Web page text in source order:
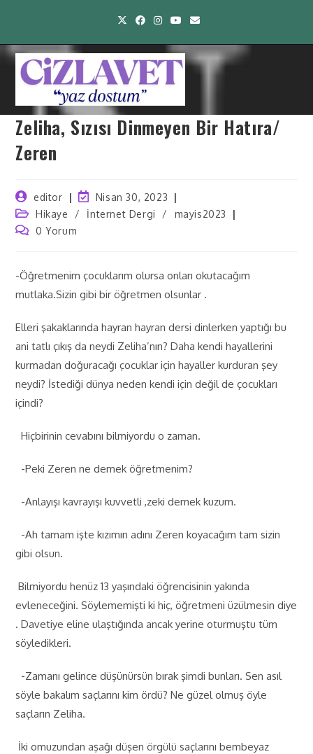
Zeliha, Sızısı Dinmeyen Bir Hatıra/
Zeren
editor
Nisan 30, 2023
Hikaye
/ İnternet Dergi /
mayis2023
0 Yorum
-Öğretmenim çocuklarım olursa onları okutacağım
mutlaka.Sizin gibi bir öğretmen olsunlar .
Elleri şakaklarında hayran hayran dersi dinlerken yaptığı bu
ani tatlı çıkış da neydi Zeliha’nın? Daha kendi hayallerini
kurmadan doğuracağı çocuklar için hayaller kurduran şey
neydi? İstediği dünya neden kendi için değil de çocukları
içindi?
Hiçbirinin cevabını bilmiyordu o zaman.
-Peki Zeren ne demek öğretmenim?
-Anlayışı kavrayışı kuvvetli ,zeki demek kuzum.
-Ah tamam işte kızımın adını Zeren koyacağım tam sizin
gibi olsun.
Bilmiyordu henüz 13 yaşındaki öğrencisinin yakında
evleneceğini. Söylememişti ki hiç, öğretmeni üzülmesin diye
. Davetiye eline ulaştığında ancak yerine oturmuştu tüm
söyledikleri.
-Zamanı gelince düşünürsün bırak şimdi bunları. Sen asıl
söyle bakalım saçlarını kim ördü? Ne güzel olmuş öyle
saçların Zeliha.
İki omuzundan aşağı düşen örgülü saçlarını bembeyaz